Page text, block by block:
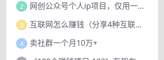
2 网创公众号个人ip项目，仅用一篇文章做到全网引流！
3 互联网怎么赚钱（分享4种互联网赚钱模式）
4 卖社群一个月10万+